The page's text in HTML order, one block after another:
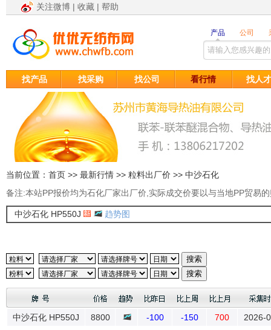
关注微博 | 收藏 | 帮助
找产品 找采购 找公司 看行情 找人才
当前位置： 首页 >> 最新行情 >> 粒料出厂价 >> 中沙石化
备注:本站PP报价均为石化厂家出厂价,实际成交价要以与当地PP贸易
中沙石化 HP550J 趋势图
中沙石化 HP550J 8800 -100 -150 700
2026-